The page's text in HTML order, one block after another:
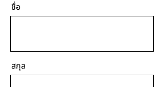
ชื่อ
สกุล